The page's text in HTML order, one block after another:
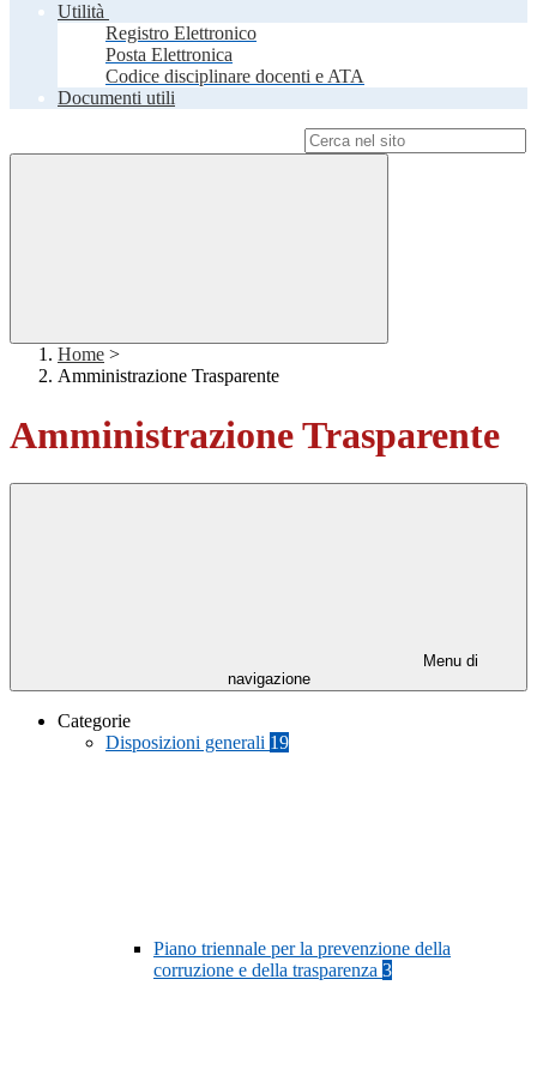
Utilità
Registro Elettronico
Posta Elettronica
Codice disciplinare docenti e ATA
Documenti utili
Home >
Amministrazione Trasparente
Amministrazione Trasparente
Menu di
navigazione
Categorie
Disposizioni generali 19
Piano triennale per la prevenzione della
corruzione e della trasparenza 3